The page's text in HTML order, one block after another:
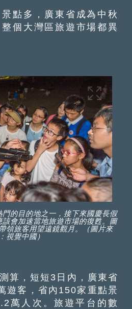
多，廣東省成為中秋
個大灣區旅遊市場都異
的目的地之一，接下來國慶長假
會加速當地旅遊市場的復甦。圖
領旅客用望遠鏡觀月。（圖片來
視覺中國）
，短短3日內，廣東省
遊客，省內150家重點景
萬人次。旅遊平台的數